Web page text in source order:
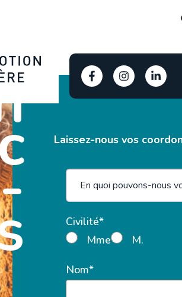
Laissez-nous vos
Civilité*
Mme
M.
Nom*